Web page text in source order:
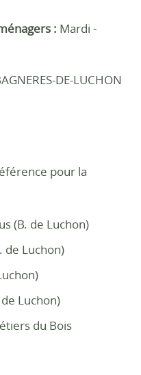
: Mardi -
DE-LUCHON
pour la
(B. de Luchon)
de Luchon)
Luchon)
du Bois